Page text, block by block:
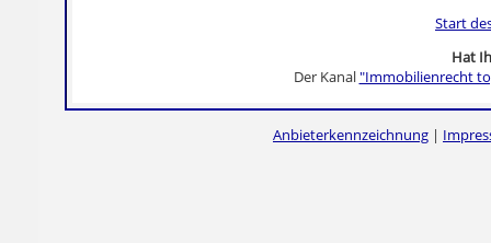
Start
Hat
Der Kanal"Immobilienrecht
Anbieterkennzeichnung |